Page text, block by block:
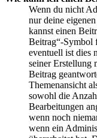
Wenn du nicht
nur deine
kannst einen
Beitrag“-Symbol
eventuell ist dies
seiner Erstellung
Beitrag
Themenansicht
sowohl die
Bearbeitungen
wenn noch
wenn ein